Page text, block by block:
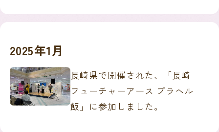
2025年1月
長崎県で開催された、「長崎
フューチャーアース プラヘル
飯」に参加しました。